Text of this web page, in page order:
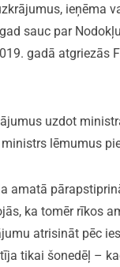
ieņēma
sauc par
gadā atgriezās
uzdot
lēmumus
amatā
ka tomēr rīkos
atrisināt pēc
tikai šonedēļ –